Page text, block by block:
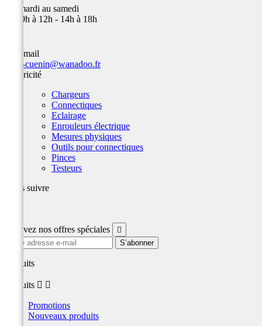
Du mardi au samedi
de 09h à 12h - 14h à 18h
Par email
team-cuenin@wanadoo.fr
Electricité
Chargeurs
Connectiques
Eclairage
Enrouleurs électrique
Mesures physiques
Outils pour connectiques
Pinces
Testeurs
Nous suivre
Recevez nos offres spéciales 
produits
produits  
Promotions
Nouveaux produits